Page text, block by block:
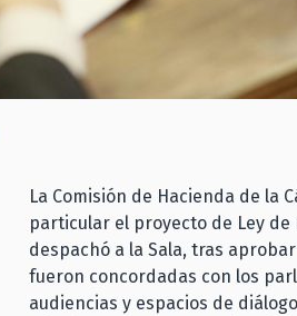
La Comisión de Hacienda de la
particular el proyecto de Ley de
despachó a la Sala, tras
fueron concordadas con los
audiencias y espacios de